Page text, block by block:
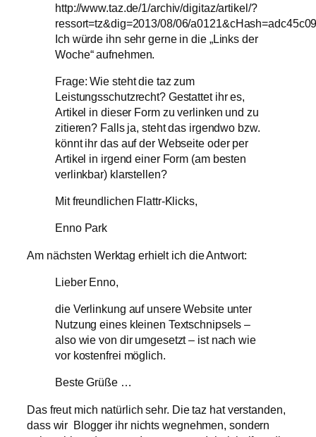
http://www.taz.de/1/archiv/digitaz/artikel/?
ressort=tz&dig=2013/08/06/
Ich würde ihn sehr gerne in die „Links der
Woche“ aufnehmen.
Frage: Wie steht die taz zum
Leistungsschutzrecht? Gestattet ihr es,
Artikel in dieser Form zu verlinken und zu
zitieren? Falls ja, steht das irgendwo bzw.
könnt ihr das auf der Webseite oder per
Artikel in irgend einer Form (am besten
verlinkbar) klarstellen?
Mit freundlichen Flattr-Klicks,
Enno Park
Am nächsten Werktag erhielt ich die Antwort:
Lieber Enno,
die Verlinkung auf unsere Website unter
Nutzung eines kleinen Textschnipsels –
also wie von dir umgesetzt – ist nach wie
vor kostenfrei möglich.
Beste Grüße …
Das freut mich natürlich sehr. Die taz hat verstanden,
dass wir Blogger ihr nichts wegnehmen, sondern